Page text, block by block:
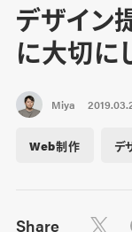
デザイン
に大切に
Miya
Web制作 デ
Share